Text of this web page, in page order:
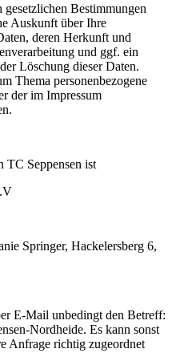
gesetzlichen Bestimmungen
Auskunft über Ihre
deren Herkunft und
und ggf. ein
Löschung dieser Daten.
Thema personenbezogene
der im Impressum
TC Seppensen ist
Hackelersberg 6,
E-Mail unbedingt den Betreff:
Nordheide. Es kann sonst
Anfrage richtig zugeordnet